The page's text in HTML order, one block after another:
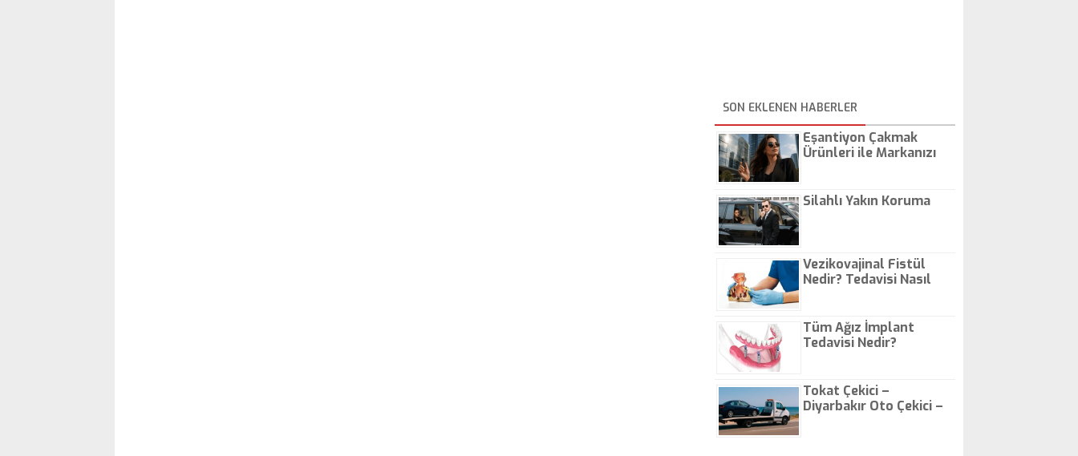
SON EKLENEN HABERLER
Eşantiyon Çakmak
Ürünleri ile Markanızı
Silahlı Yakın Koruma
Vezikovajinal Fistül
Nedir? Tedavisi Nasıl
Tüm Ağız İmplant
Tedavisi Nedir?
Tokat Çekici –
Diyarbakır Oto Çekici –